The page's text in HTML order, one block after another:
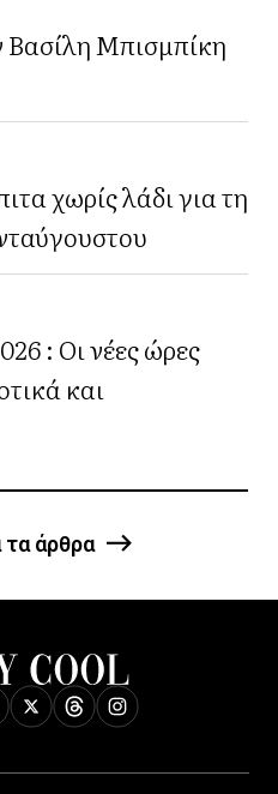
Βασίλη Μπισμπίκη
χωρίς λάδι για τη
: Οι νέες ώρες
και
τα άρθρα